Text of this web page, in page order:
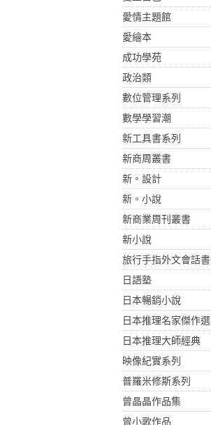
愛情主題館
愛繪本
成功學苑
政治類
數位管理系列
數學學習潮
新工具書系列
新商周叢書
新。設計
新。小說
新商業周刊叢書
新小說
旅行手指外文會話書
日語塾
日本暢銷小說
日本推理名家傑作選
日本推理大師經典
映像紀實系列
普羅米修斯系列
曾晶晶作品集
曾小歌作品